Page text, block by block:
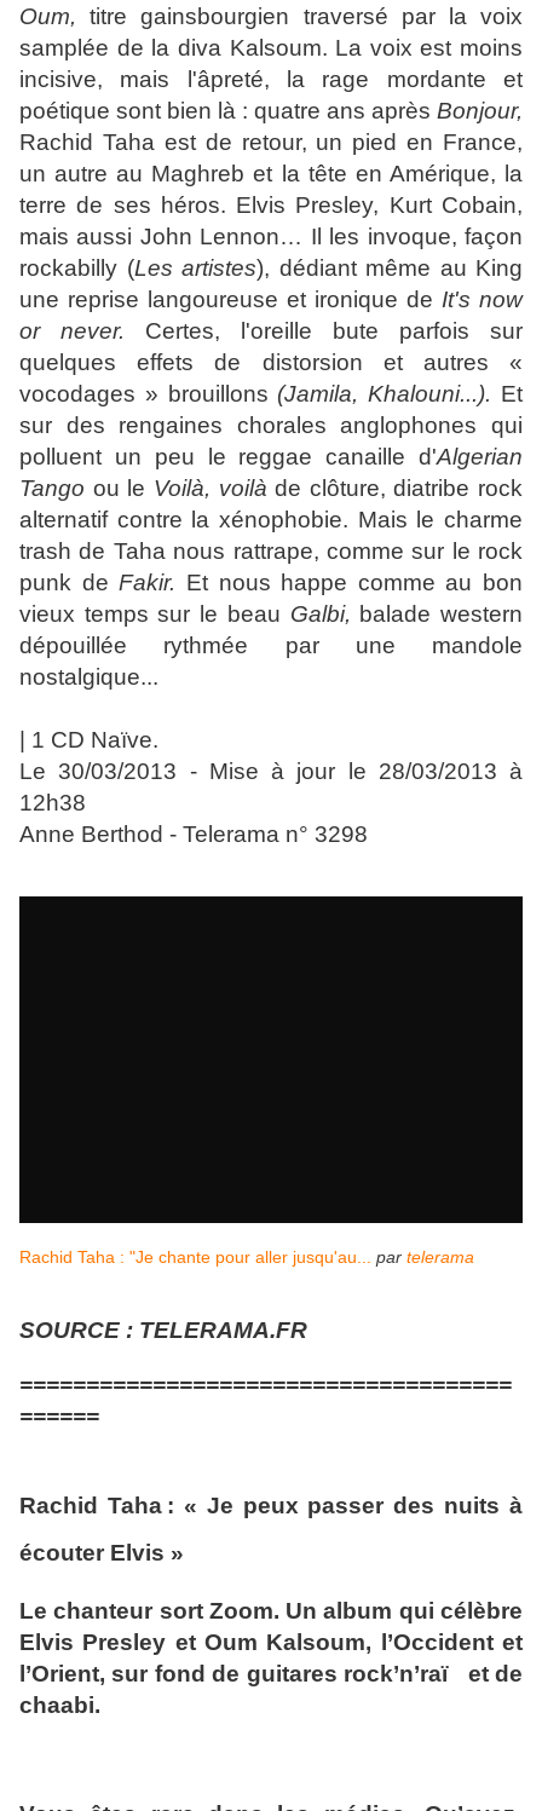
Oum, titre gainsbourgien traversé par la voix
samplée de la diva Kalsoum. La voix est moins
incisive, mais l'âpreté, la rage mordante et
poétique sont bien là : quatre ans après Bonjour,
Rachid Taha est de retour, un pied en France,
un autre au Maghreb et la tête en Amérique, la
terre de ses héros. Elvis Presley, Kurt Cobain,
mais aussi John Lennon… Il les invoque, façon
rockabilly (Les artistes), dédiant même au King
une reprise langoureuse et ironique de It's now
or never. Certes, l'oreille bute parfois sur
quelques effets de distorsion et autres «
vocodages » brouillons (Jamila, Khalouni...). Et
sur des rengaines chorales anglophones qui
polluent un peu le reggae canaille d'Algerian
Tango ou le Voilà, voilà de clôture, diatribe rock
alternatif contre la xénophobie. Mais le charme
trash de Taha nous rattrape, comme sur le rock
punk deFakir. Et nous happe comme au bon
vieux temps sur le beau Galbi, balade western
dépouillée rythmée par une mandole
nostalgique...
| 1 CD Naïve.
Le 30/03/2013 - Mise à jour le 28/03/2013 à
12h38
Anne Berthod - Telerama n° 3298
Rachid Taha : "Je chante pour aller jusqu'au... par telerama
SOURCE : TELERAMA.FR
=====================================
======
Rachid Taha : « Je peux passer des nuits à
écouter Elvis »
Le chanteur sort Zoom. Un album qui célèbre
Elvis Presley et Oum Kalsoum, l’Occident et
l’Orient, sur fond de guitares rock’n’raï et de
chaabi.